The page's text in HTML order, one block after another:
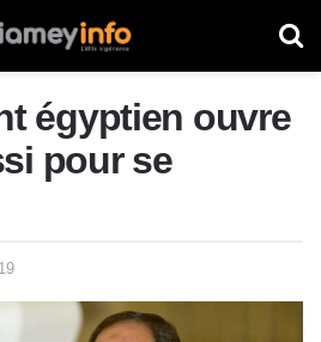
égyptien ouvre
pour se